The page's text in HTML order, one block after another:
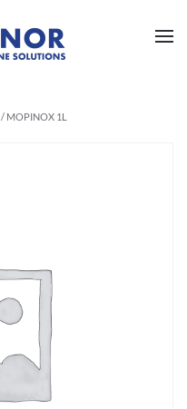
/ MOPINOX 1L